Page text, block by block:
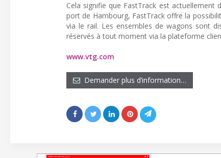
Cela signifie que FastTrack est
port de Hambourg, FastTrack offre la
via le rail. Les ensembles de wagons sont
réservés à tout moment via la plateforme
www.vtg.com
Demander plus d’information…